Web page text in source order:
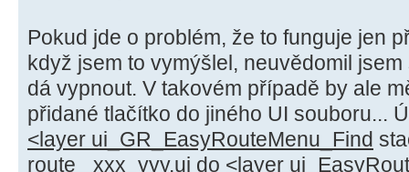
Pokud jde o problém, že to funguje jen
když jsem to vymýšlel, neuvědomil
dá vypnout. V takovém případě by ale
přidané tlačítko do jiného UI souboru...
<layer ui_GR_EasyRouteMenu_Find
route _xxx_yyy.ui do <layer